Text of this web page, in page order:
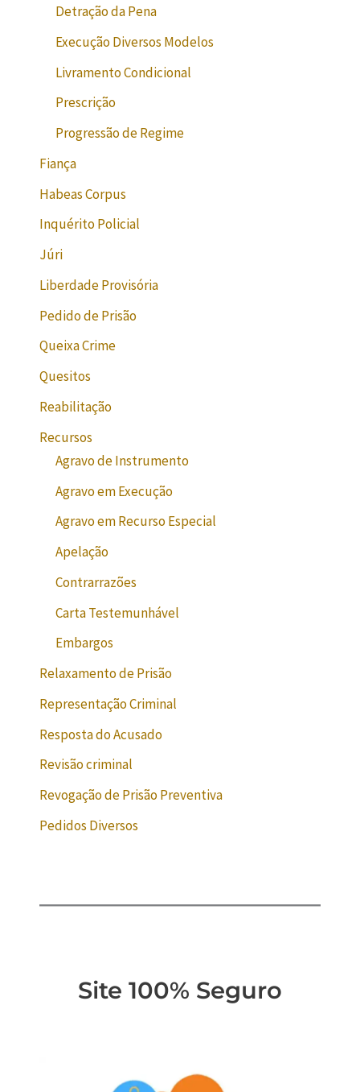
Detração da Pena
Execução Diversos Modelos
Livramento Condicional
Prescrição
Progressão de Regime
Fiança
Habeas Corpus
Inquérito Policial
Júri
Liberdade Provisória
Pedido de Prisão
Queixa Crime
Quesitos
Reabilitação
Recursos
Agravo de Instrumento
Agravo em Execução
Agravo em Recurso Especial
Apelação
Contrarrazões
Carta Testemunhável
Embargos
Relaxamento de Prisão
Representação Criminal
Resposta do Acusado
Revisão criminal
Revogação de Prisão Preventiva
Pedidos Diversos
Site 100% Seguro